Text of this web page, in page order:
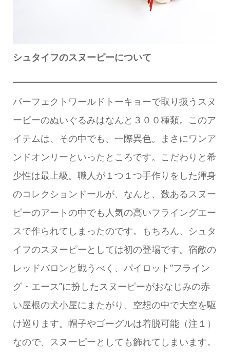
シュタイフのスヌーピーについて
パーフェクトワールドトーキョーで取り扱うスヌ
ーピーのぬいぐるみはなんと３００種類。このア
イテムは、その中でも、一際異色。まさにワンア
ンドオンリーといったところです。こだわりと希
少性は最上級。職人が１つ１つ手作りをした渾身
のコレクションドールが、なんと、数あるスヌー
ピーのアートの中でも人気の高いフライングエー
スで作られてしまったのです。もちろん、シュタ
イフのスヌーピーとしては初の登場です。宿敵の
レッドバロンと戦うべく、パイロット”フライン
グ・エース”に扮したスヌーピーがおなじみの赤
い屋根の犬小屋にまたがり、空想の中で大空を駆
け巡ります。帽子やゴーグルは着脱可能（注１）
なので、スヌーピーとしても飾れてしまいます。